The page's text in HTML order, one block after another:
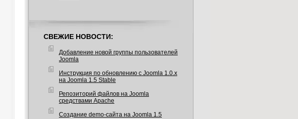
СВЕЖИЕ НОВОСТИ:
Добавление новой группы пользователей
Joomla
Инструкция по обновлению с Joomla 1.0.x
на Joomla 1.5 Stable
Репозиторий файлов на Joomla
средствами Apache
Создание demo-сайта на Joomla 1.5